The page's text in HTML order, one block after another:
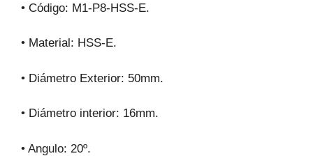
• Código: M1-P8-HSS-E.
• Material: HSS-E.
• Diámetro Exterior: 50mm.
• Diámetro interior: 16mm.
• Angulo: 20º.